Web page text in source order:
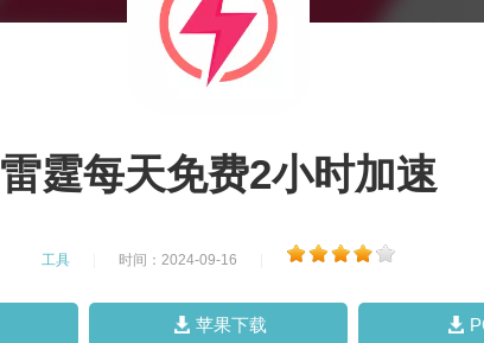
雷霆每天免费2小时加速
工具 时间：2024-09-16
苹果下载